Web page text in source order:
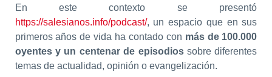
En este contexto se presentó
https://salesianos.info/podcast/, un espacio que en sus
primeros años de vida ha contado con más de 100.000
oyentes y un centenar de episodiossobre diferentes
temas de actualidad, opinión o evangelización.